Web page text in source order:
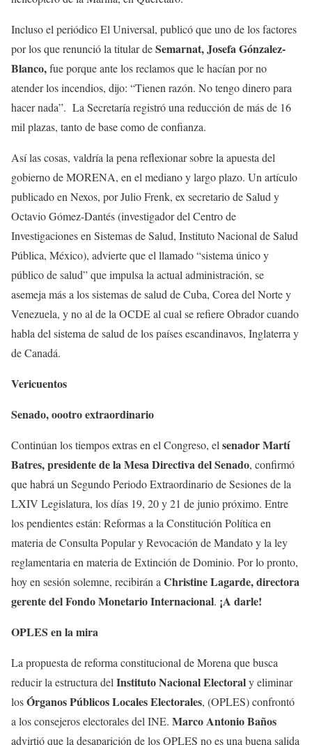
Incluso el periódico El Universal, publicó que uno de los factores
por los que renunció la titular deSemarnat, Josefa Gónzalez-
Blanco,fue porque ante los reclamos que le hacían por no
atender los incendios, dijo: “Tienen razón. No tengo dinero para
hacer nada”. La Secretaría registró una reducción de más de 16
mil plazas, tanto de base como de confianza.
Así las cosas, valdría la pena reflexionar sobre la apuesta del
gobierno de MORENA, en el mediano y largo plazo. Un artículo
publicado en Nexos, por Julio Frenk, ex secretario de Salud y
Octavio Gómez-Dantés (investigador del Centro de
Investigaciones en Sistemas de Salud, Instituto Nacional de Salud
Pública, México), advierte que el llamado “sistema único y
público de salud” que impulsa la actual administración, se
asemeja más a los sistemas de salud de Cuba, Corea del Norte y
Venezuela, y no al de la OCDE al cual se refiere Obrador cuando
habla del sistema de salud de los países escandinavos, Inglaterra y
de Canadá.
Vericuentos
Senado, oootro extraordinario
Continúan los tiempos extras en el Congreso, el senador Martí
Batres, presidente de la Mesa Directiva del Senado, confirmó
que habrá un Segundo Periodo Extraordinario de Sesiones de la
LXIV Legislatura, los días 19, 20 y 21 de junio próximo. Entre
los pendientes están: Reformas a la Constitución Política en
materia de Consulta Popular y Revocación de Mandato y la ley
reglamentaria en materia de Extinción de Dominio. Por lo pronto,
hoy en sesión solemne, recibirán a Christine Lagarde, directora
gerente del Fondo Monetario Internacional. ¡A darle!
OPLES en la mira
La propuesta de reforma constitucional de Morena que busca
reducir la estructura del Instituto Nacional Electoraly eliminar
losÓrganos Públicos Locales Electorales, (OPLES) confrontó
a los consejeros electorales del INE. Marco Antonio Baños
advirtió que la desaparición de los OPLES no es una buena salida